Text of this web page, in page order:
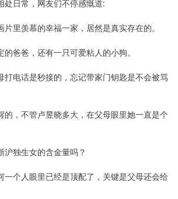
处日常，网友们不停感慨道:
里羡慕的幸福一家，居然是真实存在的。
爸爸，还有一只可爱粘人的小狗。
打电话是秒接的，忘记带家门钥匙是不会被骂
的，不管卢昱晓多大，在父母眼里她一直是个
沪独生女的含金量吗？
一个人眼里已经是顶配了，关键是父母还会给